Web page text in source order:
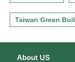
Taiwan Green
About US